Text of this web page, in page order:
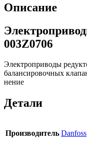
Описание
003Z0706
Электроприводы
балансировочных
нение
Детали
Производитель Danfoss